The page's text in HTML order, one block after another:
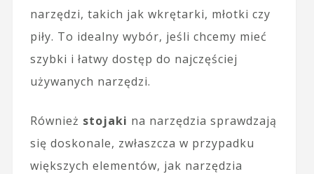
narzędzi, takich jak wkrętarki, młotki czy
piły. To idealny wybór, jeśli chcemy mieć
szybki i łatwy dostęp do najczęściej
używanych narzędzi.
Również stojaki na narzędzia sprawdzają
się doskonale, zwłaszcza w przypadku
większych elementów, jak narzędzia